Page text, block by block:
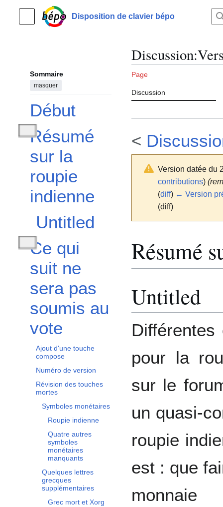
contenu
Menu principalDisposition de clavier bépo
Sommaire
masquer
Début
Résumé
sur la
roupie
indienne
Afficher / masquer la sous-section Résumé sur la roupie indienne
Untitled
Ce qui
suit ne
sera pas
soumis au
vote
Afficher / masquer la sous-section Ce qui suit ne sera pas soumis au vote
Ajout d'une touche
compose
Numéro de version
Révision des touches
mortes
Symboles monétaires
Roupie indienne
Quatre autres
symboles
monétaires
manquants
Quelques lettres
grecques
supplémentaires
Grec mort et Xorg
Discussion:
Page
Discussion
<
Version datée du
contributions)
(diff) ← Version
(diff)
Résumé
Untitled
pour la
sur le
un quasi-
roupie
est : que
monnaie